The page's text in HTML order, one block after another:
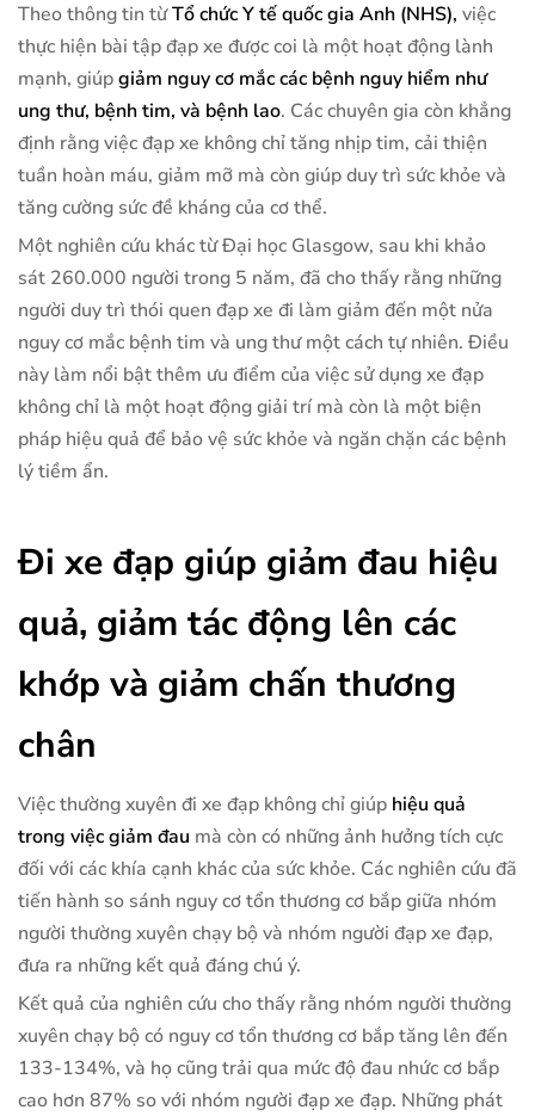
Theo thông tin từTổ chức Y tế quốc gia Anh (NHS), việc
thực hiện bài tập đạp xe được coi là một hoạt động lành
mạnh, giúpgiảm nguy cơ mắc các bệnh nguy hiểm như
ung thư, bệnh tim, và bệnh lao. Các chuyên gia còn khẳng
định rằng việc đạp xe không chỉ tăng nhịp tim, cải thiện
tuần hoàn máu, giảm mỡ mà còn giúp duy trì sức khỏe và
tăng cường sức đề kháng của cơ thể.
Một nghiên cứu khác từ Đại học Glasgow, sau khi khảo
sát 260.000 người trong 5 năm, đã cho thấy rằng những
người duy trì thói quen đạp xe đi làm giảm đến một nửa
nguy cơ mắc bệnh tim và ung thư một cách tự nhiên. Điều
này làm nổi bật thêm ưu điểm của việc sử dụng xe đạp
không chỉ là một hoạt động giải trí mà còn là một biện
pháp hiệu quả để bảo vệ sức khỏe và ngăn chặn các bệnh
lý tiềm ẩn.
Đi xe đạp giúp giảm đau hiệu
quả, giảm tác động lên các
khớp và giảm chấn thương
chân
Việc thường xuyên đi xe đạp không chỉ giúp hiệu quả
trong việc giảm đau mà còn có những ảnh hưởng tích cực
đối với các khía cạnh khác của sức khỏe. Các nghiên cứu đã
tiến hành so sánh nguy cơ tổn thương cơ bắp giữa nhóm
người thường xuyên chạy bộ và nhóm người đạp xe đạp,
đưa ra những kết quả đáng chú ý.
Kết quả của nghiên cứu cho thấy rằng nhóm người thường
xuyên chạy bộ có nguy cơ tổn thương cơ bắp tăng lên đến
133-134%, và họ cũng trải qua mức độ đau nhức cơ bắp
cao hơn 87% so với nhóm người đạp xe đạp. Những phát